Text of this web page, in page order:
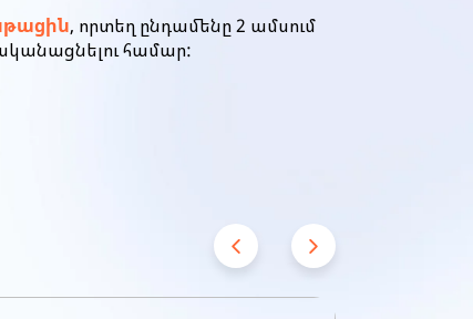
, որտեղ ընդամենը 2 ամսում
համար: